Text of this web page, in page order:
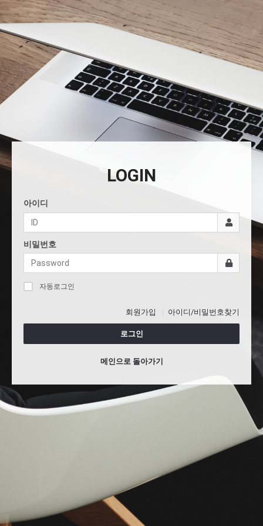
LOGIN
아이디
비밀번호
자동로그인
회원가입 아이디/비밀번호찾기
로그인
메인으로 돌아가기